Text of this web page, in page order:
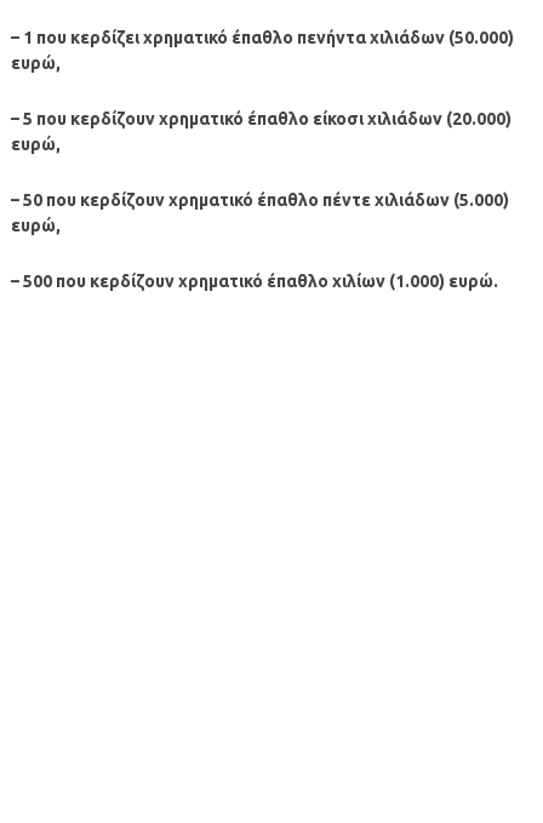
– 1 που κερδίζει χρηματικό έπαθλο πενήντα χιλιάδων (50.000)
ευρώ,
– 5 που κερδίζουν χρηματικό έπαθλο είκοσι χιλιάδων (20.000)
ευρώ,
– 50 που κερδίζουν χρηματικό έπαθλο πέντε χιλιάδων (5.000)
ευρώ,
– 500 που κερδίζουν χρηματικό έπαθλο χιλίων (1.000) ευρώ.